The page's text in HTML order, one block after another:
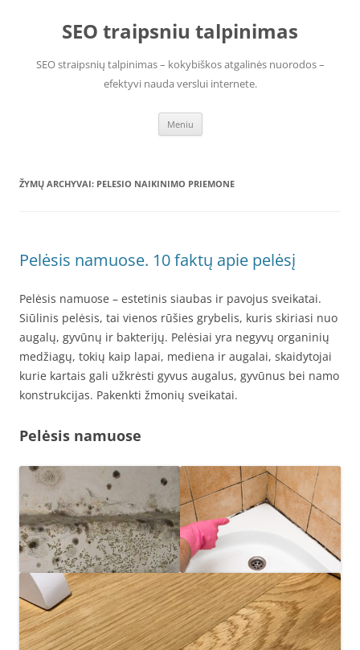
SEO traipsniu talpinimas
SEO straipsnių talpinimas – kokybiškos atgalinės nuorodos –
efektyvi nauda verslui internete.
Meniu
ŽYMŲ ARCHYVAI: PELESIO NAIKINIMO PRIEMONE
Pelėsis namuose. 10 faktų apie pelėsį
Pelėsis namuose – estetinis siaubas ir pavojus sveikatai.
Siūlinis pelėsis, tai vienos rūšies grybelis, kuris skiriasi nuo
augalų, gyvūnų ir bakterijų. Pelėsiai yra negyvų organinių
medžiagų, tokių kaip lapai, mediena ir augalai, skaidytojai
kurie kartais gali užkrėsti gyvus augalus, gyvūnus bei namo
konstrukcijas. Pakenkti žmonių sveikatai.
Pelėsis namuose